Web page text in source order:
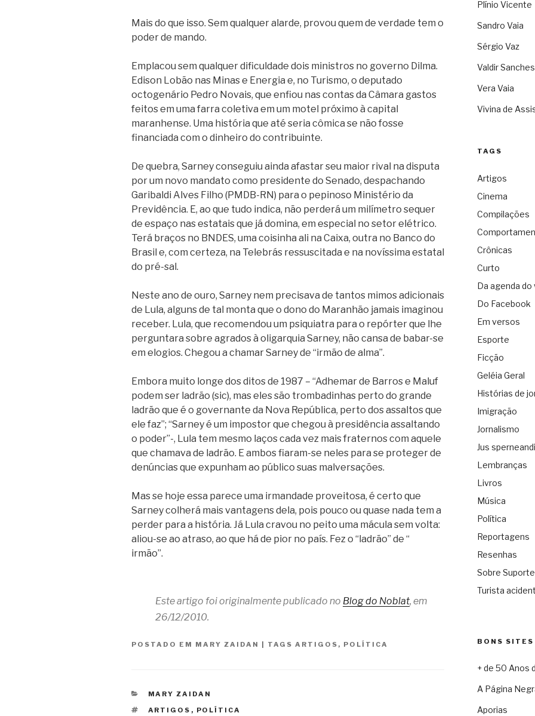
Mais do que isso. Sem qualquer alarde, provou quem de verdade tem o
poder de mando.
Emplacou sem qualquer dificuldade dois ministros no governo Dilma.
Edison Lobão nas Minas e Energia e, no Turismo, o deputado
octogenário Pedro Novais, que enfiou nas contas da Câmara gastos
feitos em uma farra coletiva em um motel próximo à capital
maranhense. Uma história que até seria cômica se não fosse
financiada com o dinheiro do contribuinte.
De quebra, Sarney conseguiu ainda afastar seu maior rival na disputa
por um novo mandato como presidente do Senado, despachando
Garibaldi Alves Filho (PMDB-RN) para o pepinoso Ministério da
Previdência. E, ao que tudo indica, não perderá um milímetro sequer
de espaço nas estatais que já domina, em especial no setor elétrico.
Terá braços no BNDES, uma coisinha ali na Caixa, outra no Banco do
Brasil e, com certeza, na Telebrás ressuscitada e na novíssima estatal
do pré-sal.
Neste ano de ouro, Sarney nem precisava de tantos mimos adicionais
de Lula, alguns de tal monta que o dono do Maranhão jamais imaginou
receber. Lula, que recomendou um psiquiatra para o repórter que lhe
perguntara sobre agrados à oligarquia Sarney, não cansa de babar-se
em elogios. Chegou a chamar Sarney de “irmão de alma”.
Embora muito longe dos ditos de 1987 – “Adhemar de Barros e Maluf
podem ser ladrão (sic), mas eles são trombadinhas perto do grande
ladrão que é o governante da Nova República, perto dos assaltos que
ele faz”; “Sarney é um impostor que chegou à presidência assaltando
o poder”-, Lula tem mesmo laços cada vez mais fraternos com aquele
que chamava de ladrão. E ambos fiaram-se neles para se proteger de
denúncias que expunham ao público suas malversações.
Mas se hoje essa parece uma irmandade proveitosa, é certo que
Sarney colherá mais vantagens dela, pois pouco ou quase nada tem a
perder para a história. Já Lula cravou no peito uma mácula sem volta:
aliou-se ao atraso, ao que há de pior no país. Fez o “ladrão” de “
irmão”.
Este artigo foi originalmente publicado no Blog do Noblat, em
26/12/2010.
POSTADO EM MARY ZAIDAN | TAGS ARTIGOS , POLÍTICA
CATEGORIAS
MARY ZAIDAN
TAGS
ARTIGOS , POLÍTICA
Plínio Vicente
Sandro Vaia
Sérgio Vaz
Valdir Sanches
Vera Vaia
Vivina de
TAGS
Artigos
Cinema
Compilações
Crônicas
Curto
Da agenda do
Do Facebook
Em versos
Esporte
Ficção
Geléia Geral
Histórias de
Imigração
Jornalismo
Jus sperneandi
Lembranças
Livros
Música
Política
Reportagens
Resenhas
Sobre
Turista
BONS SITES
+ de 50 Anos
A Página
Aporias